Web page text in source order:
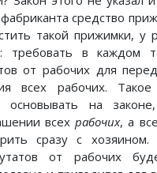
средство
такой прижимки, у
требовать в каждом
от рабочих для
всех рабочих. Такое
основывать на
всех рабочих, а
сразу с хозяином.
от рабочих